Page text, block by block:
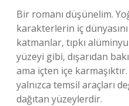
Bir romanı düşünelim.
karakterlerin iç
katmanlar, tıpkı
yüzeyi gibi, dışarıdan
ama içten içe
yalnızca temsil araçları
dağıtan yüzeylerdir.